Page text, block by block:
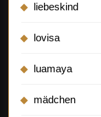
liebeskind
lovisa
luamaya
mädchen